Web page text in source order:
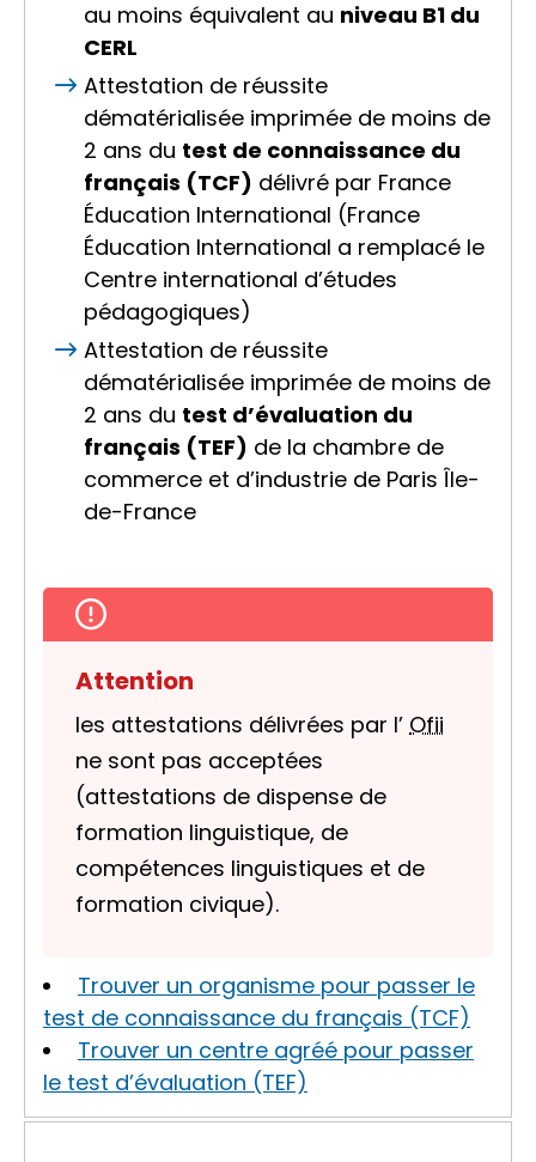
au moins équivalent au niveau B1 du
CERL
Attestation de réussite
dématérialisée imprimée de moins de
2 ans du test de connaissance du
français (TCF) délivré par France
Éducation International (France
Éducation International a remplacé le
Centre international d’études
pédagogiques)
Attestation de réussite
dématérialisée imprimée de moins de
2 ans du test d’évaluation du
français (TEF) de la chambre de
commerce et d’industrie de Paris Île-
de-France
Attention
les attestations délivrées par l’ Ofii
ne sont pas acceptées
(attestations de dispense de
formation linguistique, de
compétences linguistiques et de
formation civique).
Trouver un organisme pour passer le
test de connaissance du français (TCF)
Trouver un centre agréé pour passer
le test d’évaluation (TEF)